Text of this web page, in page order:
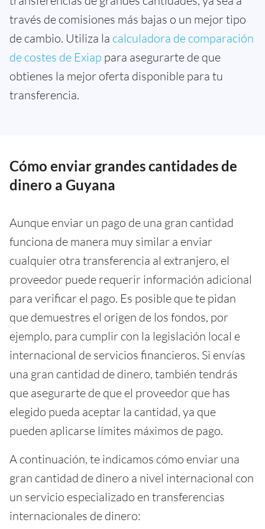
través de comisiones más bajas o un mejor tipo
de cambio. Utiliza la calculadora de comparación
de costes de Exiap para asegurarte de que
obtienes la mejor oferta disponible para tu
transferencia.
Cómo enviar grandes cantidades de
dinero a Guyana
Aunque enviar un pago de una gran cantidad
funciona de manera muy similar a enviar
cualquier otra transferencia al extranjero, el
proveedor puede requerir información adicional
para verificar el pago. Es posible que te pidan
que demuestres el origen de los fondos, por
ejemplo, para cumplir con la legislación local e
internacional de servicios financieros. Si envías
una gran cantidad de dinero, también tendrás
que asegurarte de que el proveedor que has
elegido pueda aceptar la cantidad, ya que
pueden aplicarse límites máximos de pago.
A continuación, te indicamos cómo enviar una
gran cantidad de dinero a nivel internacional con
un servicio especializado en transferencias
internacionales de dinero: